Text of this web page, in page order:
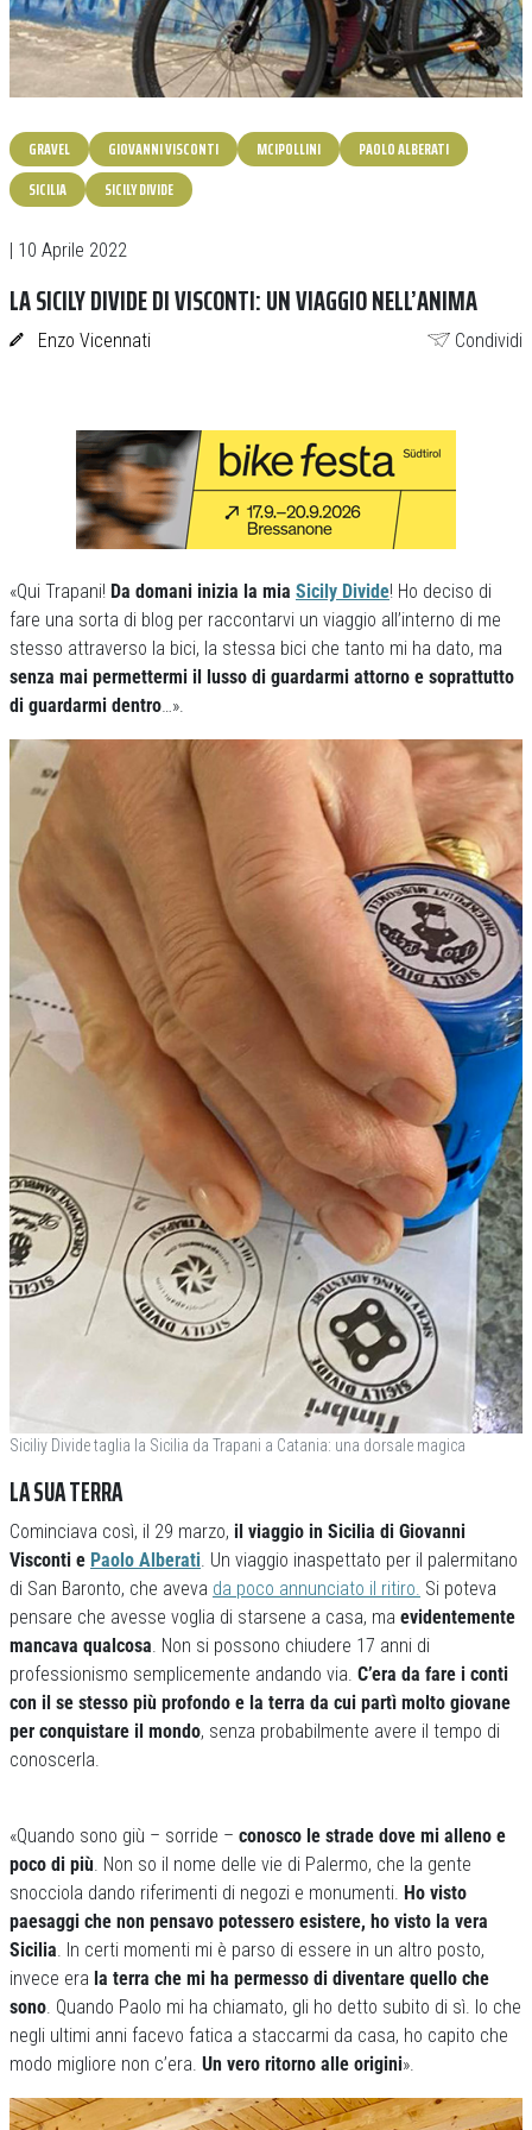
GRAVEL GIOVANNI VISCONTI MCIPOLLINI
PAOLO ALBERATI
SICILIA
SICILY DIVIDE
| 10 Aprile 2022
LA SICILY DIVIDE DI VISCONTI: UN VIAGGIO NELL’ANIMA
Enzo Vicennati Condividi
«Qui Trapani! Da domani inizia la mia Sicily Divide! Ho deciso di
fare una sorta di blog per raccontarvi un viaggio all’interno di me
stesso attraverso la bici, la stessa bici che tanto mi ha dato, ma
senza mai permettermi il lusso di guardarmi attorno e soprattutto
di guardarmi dentro…».
Siciliy Divide taglia la Sicilia da Trapani a Catania: una dorsale magica
LA SUA TERRA
Cominciava così, il 29 marzo, il viaggio in Sicilia di Giovanni
Visconti e Paolo Alberati . Un viaggio inaspettato per il palermitano
di San Baronto, che aveva da poco annunciato il ritiro. Si poteva
pensare che avesse voglia di starsene a casa, ma evidentemente
mancava qualcosa . Non si possono chiudere 17 anni di
professionismo semplicemente andando via. C’era da fare i conti
con il se stesso più profondo e la terra da cui partì molto giovane
per conquistare il mondo, senza probabilmente avere il tempo di
conoscerla.
«Quando sono giù – sorride – conosco le strade dove mi alleno e
poco di più . Non so il nome delle vie di Palermo, che la gente
snocciola dando riferimenti di negozi e monumenti. Ho visto
paesaggi che non pensavo potessero esistere, ho visto la vera
Sicilia . In certi momenti mi è parso di essere in un altro posto,
invece era la terra che mi ha permesso di diventare quello che
sono . Quando Paolo mi ha chiamato, gli ho detto subito di sì. Io che
negli ultimi anni facevo fatica a staccarmi da casa, ho capito che
modo migliore non c’era. Un vero ritorno alle origini».